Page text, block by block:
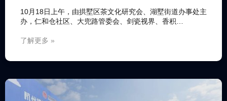
10月18日上午，由拱墅区茶文化研究会、湖墅街道办事处主
办，仁和仓社区、大兜路管委会、剑瓷视界、香积…
了解更多 »